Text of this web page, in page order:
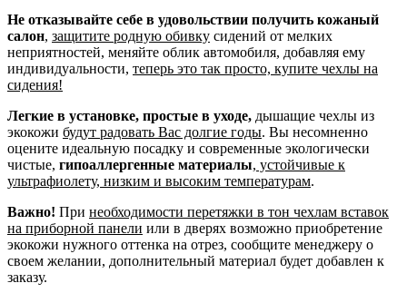
Не отказывайте себе в удовольствии получить кожаный
салон, защитите родную обивку сидений от мелких
неприятностей, меняйте облик автомобиля, добавляя ему
индивидуальности, теперь это так просто, купите чехлы на
сидения!
Легкие в установке, простые в уходе, дышащие чехлы из
экокожи будут радовать Вас долгие годы. Вы несомненно
оцените идеальную посадку и современные экологически
чистые, гипоаллергенные материалы, устойчивые к
ультрафиолету, низким и высоким температурам.
Важно! При необходимости перетяжки в тон чехлам вставок
на приборной панели или в дверях возможно приобретение
экокожи нужного оттенка на отрез, сообщите менеджеру о
своем желании, дополнительный материал будет добавлен к
заказу.